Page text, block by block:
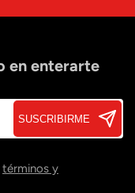
en enterarte
SUSCRIBIRME
términos y